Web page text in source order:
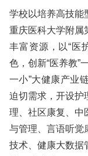
学校以培养高技能
重庆医科大学附属
丰富资源，以“医
色，创新“医养教”
一小”大健康产业
迫切需求，开设护
理、社区康复、中
与管理、言语听觉
技术、健康大数据